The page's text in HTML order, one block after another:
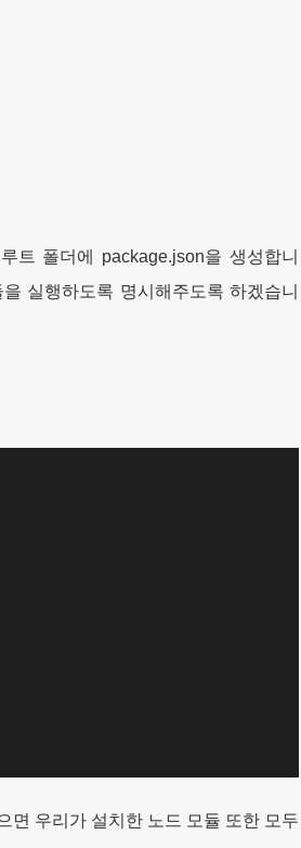
폴더에 package.json을 생성합니
실행하도록 명시해주도록 하겠습니
면 우리가 설치한 노드 모듈 또한 모두